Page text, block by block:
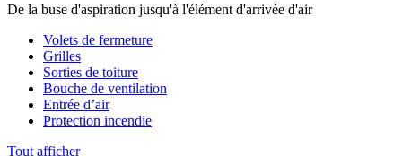
De la buse d'aspiration jusqu'à l'élément d'arrivée d'air
Volets de fermeture
Grilles
Sorties de toiture
Bouche de ventilation
Entrée d’air
Protection incendie
Tout afficher